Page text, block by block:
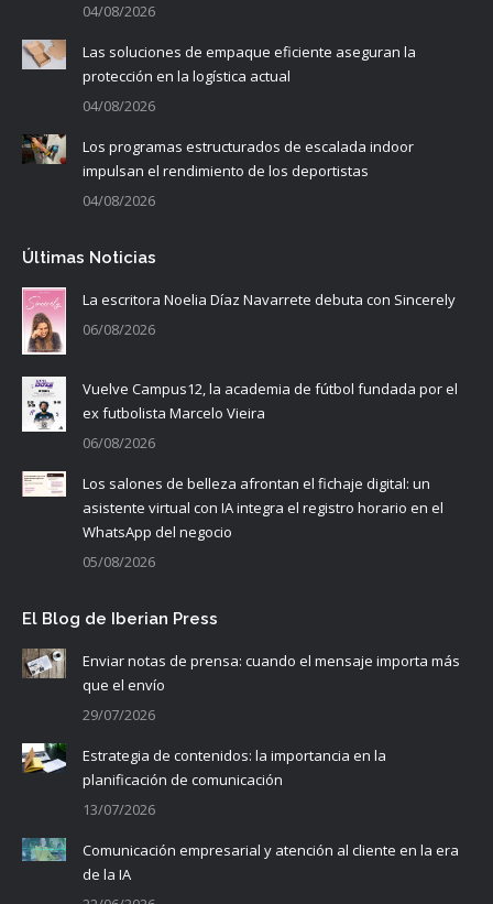
04/08/2026
Las soluciones de empaque eficiente aseguran la
protección en la logística actual
04/08/2026
Los programas estructurados de escalada indoor
impulsan el rendimiento de los deportistas
04/08/2026
Últimas Noticias
La escritora Noelia Díaz Navarrete debuta con Sincerely
06/08/2026
Vuelve Campus12, la academia de fútbol fundada por el
ex futbolista Marcelo Vieira
06/08/2026
Los salones de belleza afrontan el fichaje digital: un
asistente virtual con IA integra el registro horario en el
WhatsApp del negocio
05/08/2026
El Blog de Iberian Press
Enviar notas de prensa: cuando el mensaje importa más
que el envío
29/07/2026
Estrategia de contenidos: la importancia en la
planificación de comunicación
13/07/2026
Comunicación empresarial y atención al cliente en la era
de la IA